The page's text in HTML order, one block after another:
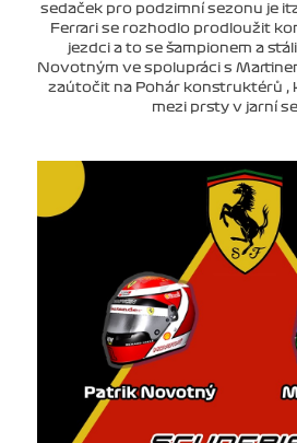
sedaček pro podzimní sezonu je
Ferrari se rozhodlo prodloužit
jezdci a to se šampionem a
Novotným ve spolupráci s
zaútočit na Pohár konstruktérů ,
mezi prsty v jarní